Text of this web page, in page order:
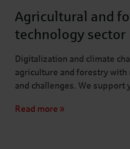
Agricultural and
technology sector
Digitalization and climate
agriculture and forestry
and challenges. We support
Read more